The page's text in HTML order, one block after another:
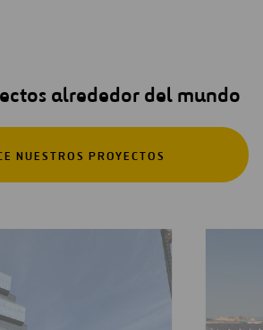
alrededor del mundo
NUESTROS PROYECTOS